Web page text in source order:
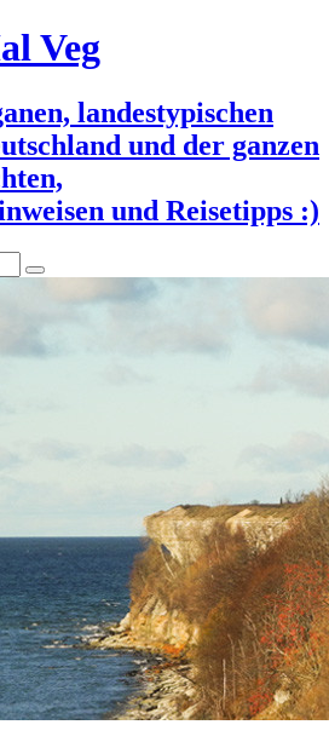
Veg
landestypischen
und der ganzen
und Reisetipps :)